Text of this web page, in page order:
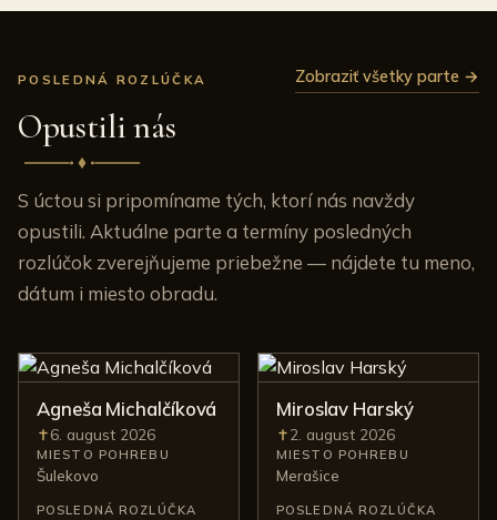
POSLEDNÁ ROZLÚČKA
Opustili nás
Zobraziť všetky parte →
S úctou si pripomíname tých, ktorí nás navždy
opustili. Aktuálne parte a termíny posledných
rozlúčok zverejňujeme priebežne — nájdete tu meno,
dátum i miesto obradu.
Agneša Michalčíková
Úmrtie:
6. august 2026
MIESTO POHREBU
Šulekovo
POSLEDNÁ ROZLÚČKA
Miroslav Harský
Úmrtie:
2. august 2026
MIESTO POHREBU
Merašice
POSLEDNÁ ROZLÚČKA